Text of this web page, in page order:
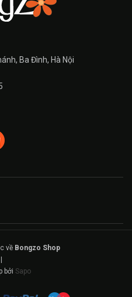
Ba Đình, Hà Nội
về Bongzo Shop
bởi Sapo